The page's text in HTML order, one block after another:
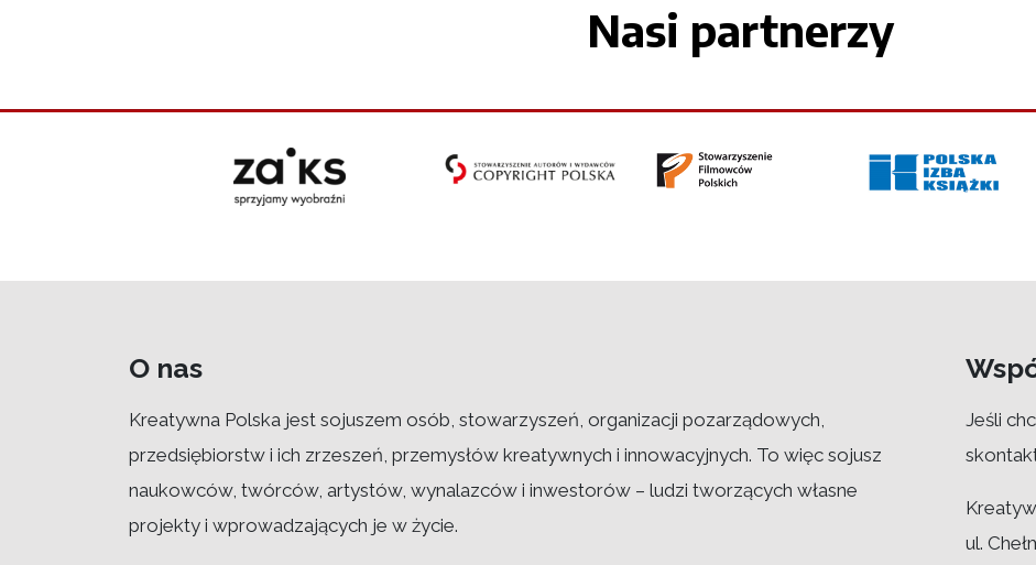
Nasi partnerzy
O nas
Kreatywna Polska jest sojuszem osób, stowarzyszeń, organizacji pozarządowych,
przedsiębiorstw i ich zrzeszeń, przemysłów kreatywnych i innowacyjnych. To więc sojusz
naukowców, twórców, artystów, wynalazców i inwestorów – ludzi tworzących własne
projekty i wprowadzających je w życie.
Jeśli
ul.